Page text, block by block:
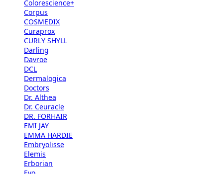
Colorescience+
Corpus
COSMEDIX
Curaprox
CURLY SHYLL
Darling
Davroe
DCL
Dermalogica
Doctors
Dr. Althea
Dr. Ceuracle
DR. FORHAIR
EMI JAY
EMMA HARDIE
Embryolisse
Elemis
Erborian